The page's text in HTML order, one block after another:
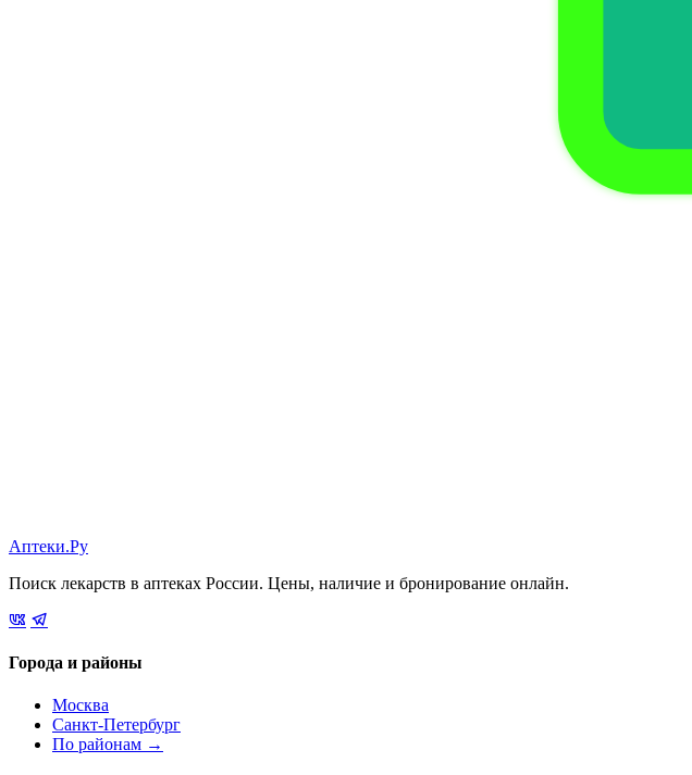
Аптеки.Ру
Поиск лекарств в аптеках России. Цены, наличие и бронирование онлайн.
Города и районы
Москва
Санкт-Петербург
По районам →